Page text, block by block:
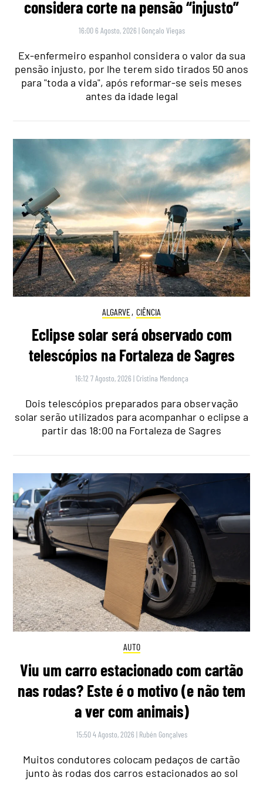
considera corte na pensão “injusto”
16:00 6 Agosto, 2026 | Gonçalo Viegas
Ex-enfermeiro espanhol considera o valor da sua
pensão injusto, por lhe terem sido tirados 50 anos
para "toda a vida", após reformar-se seis meses
antes da idade legal
ALGARVE, CIÊNCIA
Eclipse solar será observado com
telescópios na Fortaleza de Sagres
16:12 7 Agosto, 2026 | Cristina Mendonça
Dois telescópios preparados para observação
solar serão utilizados para acompanhar o eclipse a
partir das 18:00 na Fortaleza de Sagres
AUTO
Viu um carro estacionado com cartão
nas rodas? Este é o motivo (e não tem
a ver com animais)
15:50 4 Agosto, 2026 | Rubén Gonçalves
Muitos condutores colocam pedaços de cartão
junto às rodas dos carros estacionados ao sol